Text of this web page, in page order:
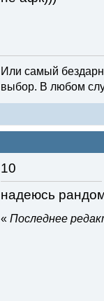
Или самый
выбор. В любом
10
надеюсь
« Последнее